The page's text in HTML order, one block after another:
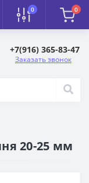
0 0
+7(916) 365-83-47
Заказать звонок
20-25 мм